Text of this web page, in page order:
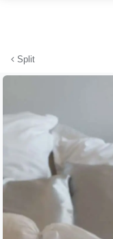
Split